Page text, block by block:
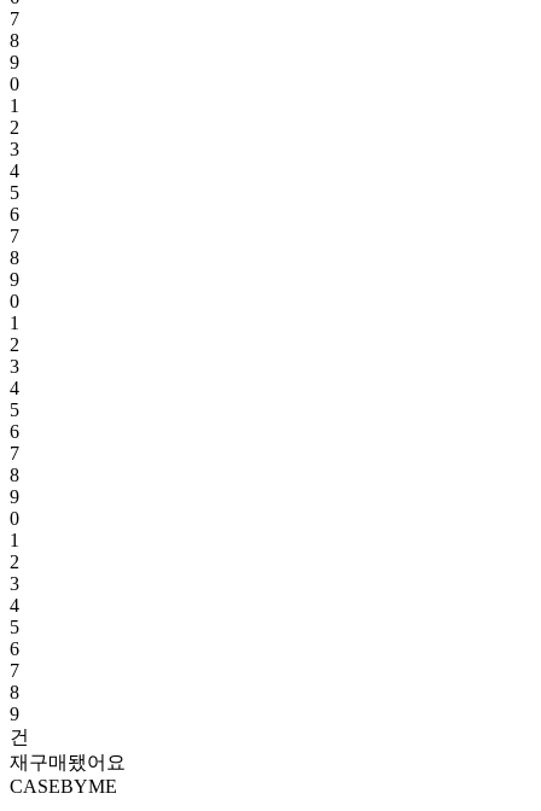
7
8
9
0
1
2
3
4
5
6
7
8
9
0
1
2
3
4
5
6
7
8
9
0
1
2
3
4
5
6
7
8
9
건
재구매됐어요
CASEBYME